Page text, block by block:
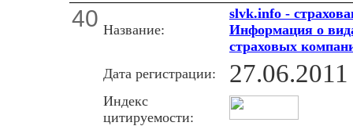
40 Название:
slvk.info -
Информация о
страховых
Дата регистрации:
27.06.2011
Индекс
цитируемости: